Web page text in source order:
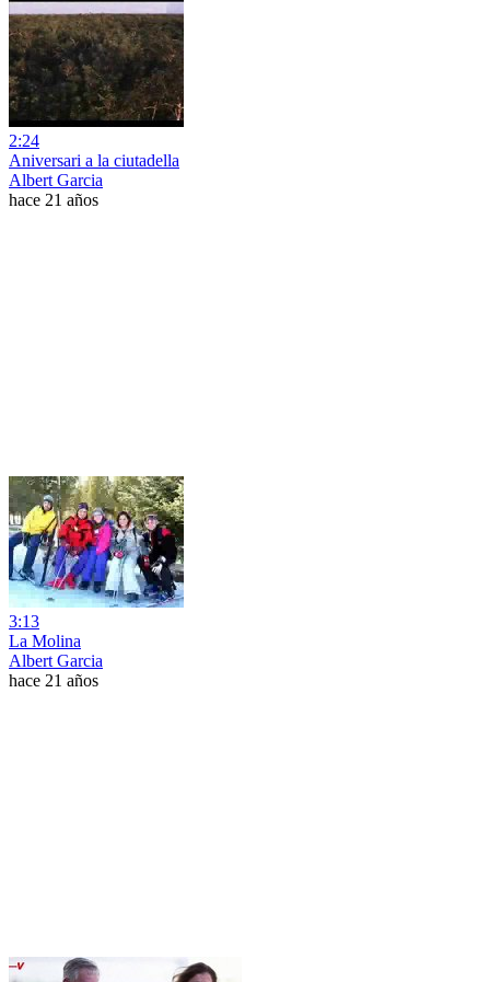
2:24
Aniversari a la ciutadella
Albert Garcia
hace 21 años
3:13
La Molina
Albert Garcia
hace 21 años